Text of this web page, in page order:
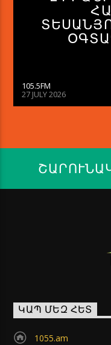
105.5FM
27 JULY 2026
ԿԱՊ ՄԵԶ ՀԵՏ
1055.am